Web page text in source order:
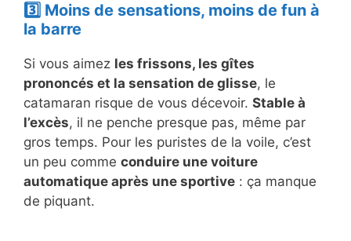
3️⃣ Moins de sensations, moins de fun à
la barre
Si vous aimez les frissons, les gîtes
prononcés et la sensation de glisse, le
catamaran risque de vous décevoir. Stable à
l’excès, il ne penche presque pas, même par
gros temps. Pour les puristes de la voile, c’est
un peu comme conduire une voiture
automatique après une sportive : ça manque
de piquant.